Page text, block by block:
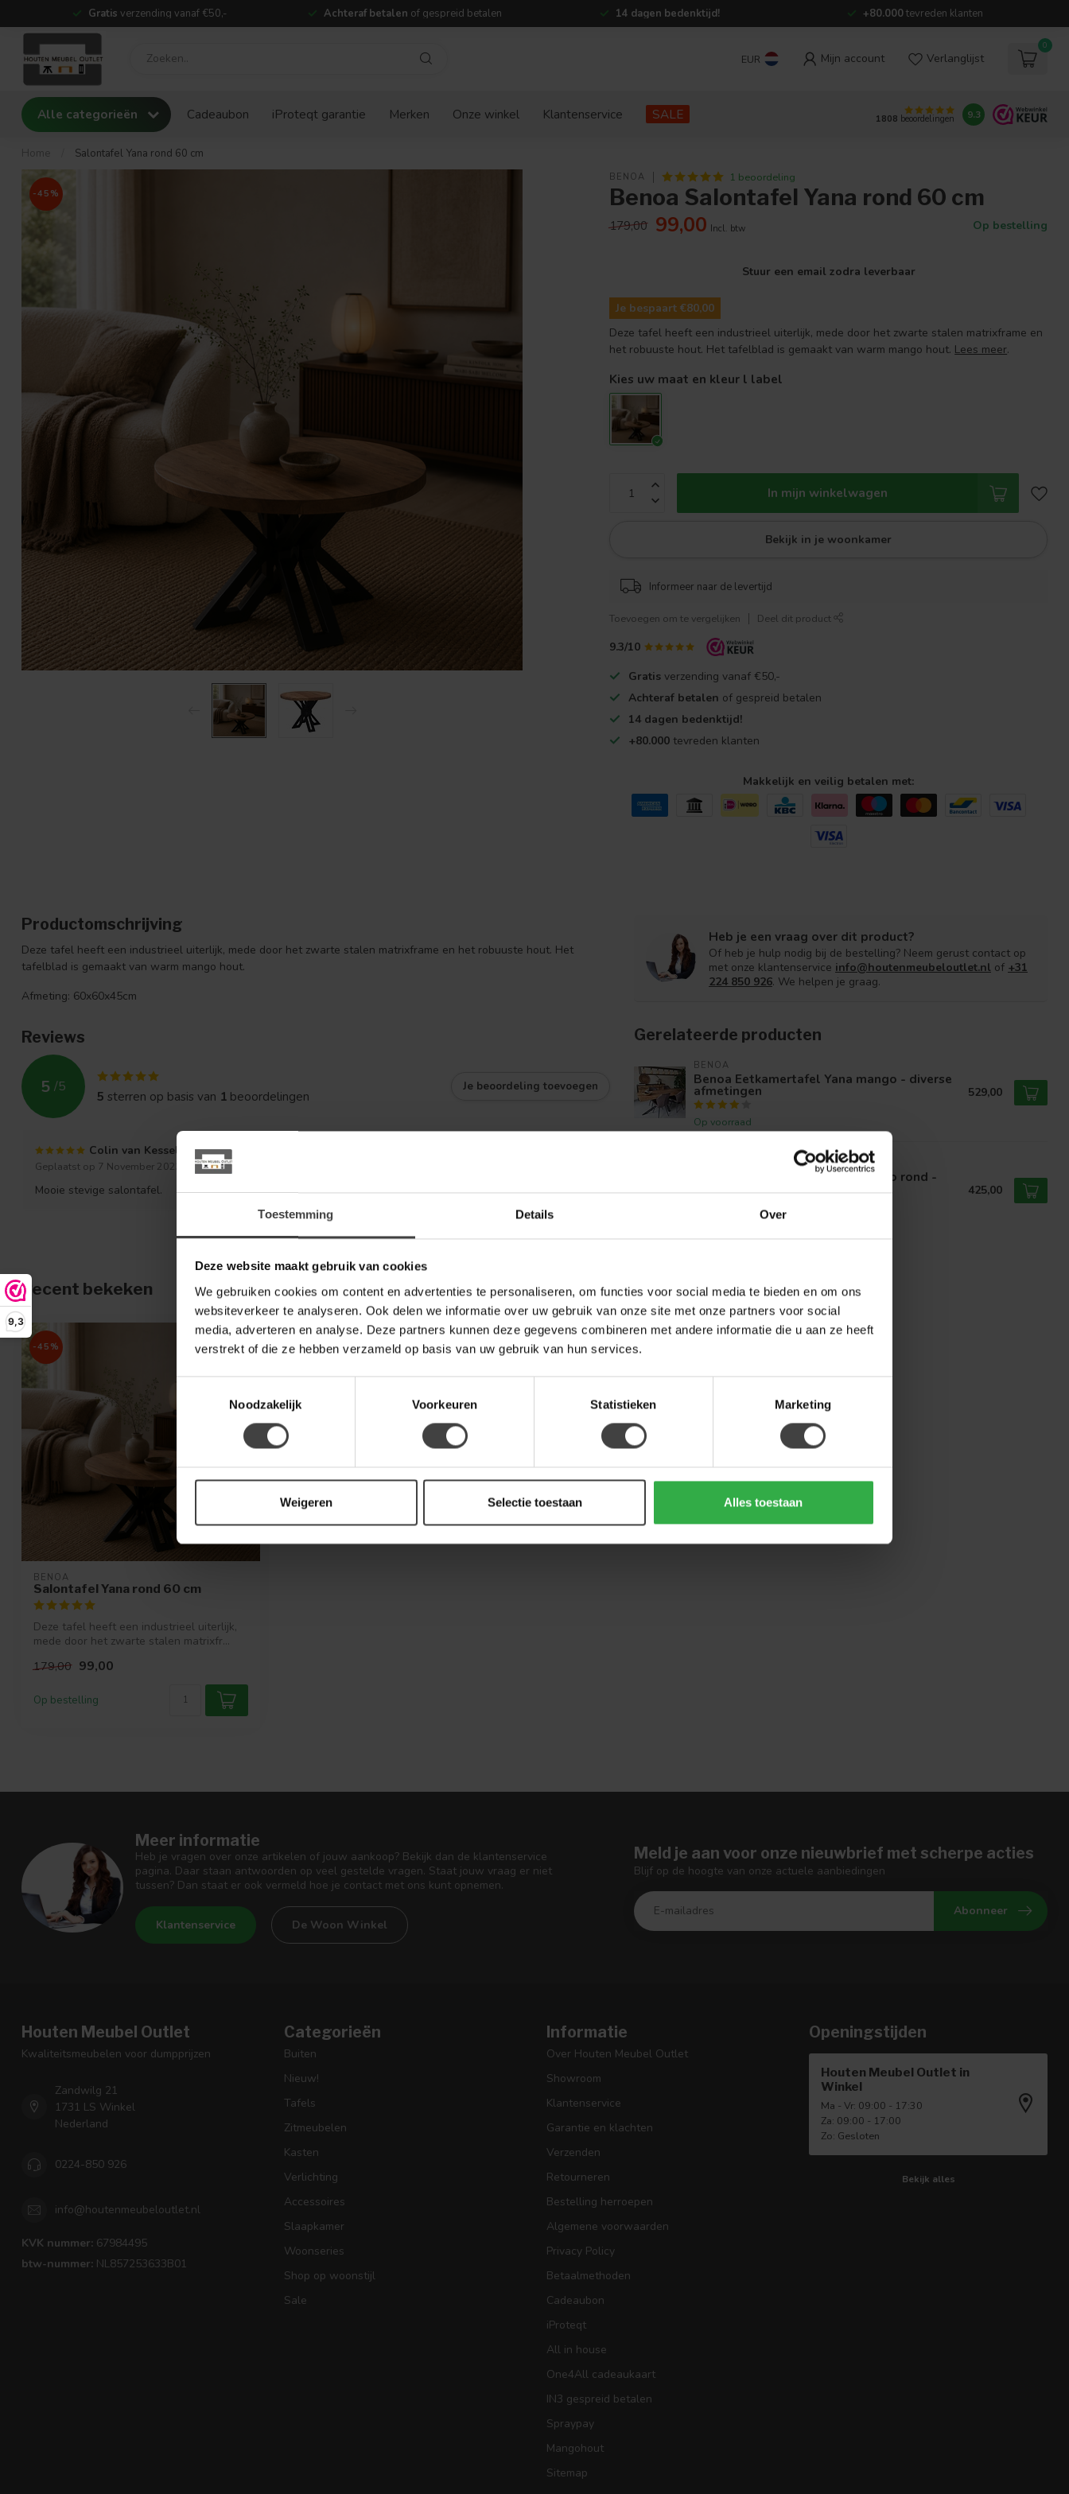
Toestemming Details Over
Deze website maakt gebruik van cookies
We gebruiken cookies om content en advertenties te personaliseren, om functies voor social media te bieden en om ons
websiteverkeer te analyseren. Ook delen we informatie over uw gebruik van onze site met onze partners voor social
media, adverteren en analyse. Deze partners kunnen deze gegevens combineren met andere informatie die u aan ze heeft
verstrekt of die ze hebben verzameld op basis van uw gebruik van hun services.
Noodzakelijk
Voorkeuren Statistieken Marketing
Weigeren Selectie toestaan Alles toestaan
9,3
Gratis verzending vanaf €50,- Achteraf betalen of gespreid betalen 14 dagen bedenktijd! +80.000tevreden klanten
EUR Mijn account Verlanglijst
0
Alle categorieën Cadeaubon iProteqt garantie Merken Onze winkel Klantenservice SALE 1808 beoordelingen 9.3
Home Salontafel Yana rond 60 cm
-45%
BENOA 1 beoordeling
Benoa Salontafel Yana rond 60 cm
179,00 99,00 Incl. btw Op bestelling
Stuur een email zodra leverbaar
Je bespaart €80,00
Deze tafel heeft een industrieel uiterlijk, mede door het zwarte stalen matrixframe en
het robuuste hout. Het tafelblad is gemaakt van warm mango hout. Lees meer.
Kies uw maat en kleur l label
In mijn winkelwagen
Bekijk in je woonkamer
Informeer naar de levertijd
Toevoegen om te vergelijken Deel dit product
9.3/10
Gratis verzending vanaf €50,-
Achteraf betalen of gespreid betalen
14 dagen bedenktijd!
+80.000 tevreden klanten
Makkelijk en veilig betalen met:
Productomschrijving
Deze tafel heeft een industrieel uiterlijk, mede door het zwarte stalen matrixframe en het robuuste hout. Het
tafelblad is gemaakt van warm mango hout.
Afmeting: 60x60x45cm
Reviews
5 /5
5 sterren op basis van 1 beoordelingen
Je beoordeling toevoegen
Colin van Kessel
Geplaatst op 7 November 2023 at 20:19
Mooie stevige salontafel.
Heb je een vraag over dit product?
Of heb je hulp nodig bij de bestelling? Neem gerust contact op
met onze klantenservice info@houtenmeubeloutlet.nl of +31
224 850 926. We helpen je graag.
Gerelateerde producten
BENOA
Benoa Eetkamertafel Yana mango - diverse
afmetingen
Op voorraad
529,00
Benoa Eetkamertafel Yana mango rond -
diverse afmetingen 425,00
Recent bekeken
-45%
BENOA
Salontafel Yana rond 60 cm
Deze tafel heeft een industrieel uiterlijk,
mede door het zwarte stalen matrixfr...
179,00 99,00
Op bestelling
Meer informatie
Heb je vragen over onze artikelen of jouw aankoop? Bekijk dan de klantenservice
pagina. Daar staan antwoorden op veel gestelde vragen. Staat jouw vraag er niet
tussen? Dan staat er ook vermeld hoe je contact met ons kunt opnemen.
Klantenservice De Woon Winkel
Meld je aan voor onze nieuwbrief met scherpe acties
Blijf op de hoogte van onze actuele aanbiedingen
Abonneer
Houten Meubel Outlet
Kwaliteitsmeubelen voor dumpprijzen
Zandwilg 21
1731 LS Winkel
Nederland
0224-850 926
info@houtenmeubeloutlet.nl
KVK nummer: 67984495
btw-nummer: NL857253633B01
Categorieën
Buiten
Nieuw!
Tafels
Zitmeubelen
Kasten
Verlichting
Accessoires
Slaapkamer
Woonseries
Shop op woonstijl
Sale
Informatie
Over Houten Meubel Outlet
Showroom
Klantenservice
Garantie en klachten
Verzenden
Retourneren
Bestelling herroepen
Algemene voorwaarden
Privacy Policy
Betaalmethoden
Cadeaubon
iProteqt
All in house
One4All cadeaukaart
IN3 gespreid betalen
Spraypay
Mangohout
Sitemap
Openingstijden
Houten Meubel Outlet in
Winkel
Ma - Vr: 09:00 - 17:30
Za: 09:00 - 17:00
Zo: Gesloten
Bekijk alles